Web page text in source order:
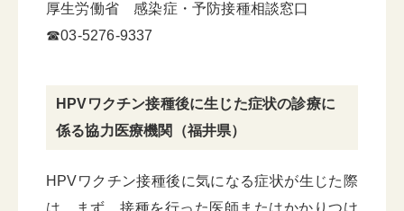
厚生労働省 感染症・予防接種相談窓口
☎03-5276-9337
HPVワクチン接種後に生じた症状の診療に
係る協力医療機関（福井県）
HPVワクチン接種後に気になる症状が生じた際
は、まず、接種を行った医師またはかかりつけ